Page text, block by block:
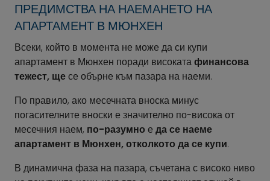
ПРЕДИМСТВА НА НАЕМАНЕТО НА
АПАРТАМЕНТ В МЮНХЕН
Всеки, който в момента не може да си купи
апартамент в Мюнхен поради високатафинансова
тежест, щесе обърне към пазара на наеми.
По правило, ако месечната вноска минус
погасителните вноски е значително по-висока от
месечния наем, по-разумно е да се наеме
апартамент в Мюнхен, отколкото да се купи.
В динамична фаза на пазара, съчетана с високо ниво